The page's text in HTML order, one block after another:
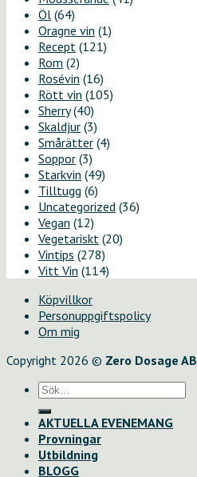
Öl (64)
Oragne vin (1)
Recept (121)
Rom (2)
Rosévin (16)
Rött vin (105)
Sherry(40)
Skaldjur (3)
Smårätter (4)
Soppor (3)
Starkvin (49)
Tilltugg (6)
Uncategorized (36)
Vegan (12)
Vegetariskt (20)
Vintips (278)
Vitt Vin (114)
Köpvillkor
Personuppgiftspolicy
Om mig
Copyright 2026 © Zero Dosage AB
Sök
AKTUELLA EVENEMANG
Provningar
Utbildning
BLOGG